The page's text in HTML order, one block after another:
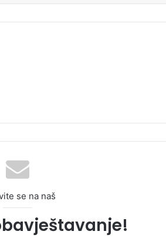
se na naš